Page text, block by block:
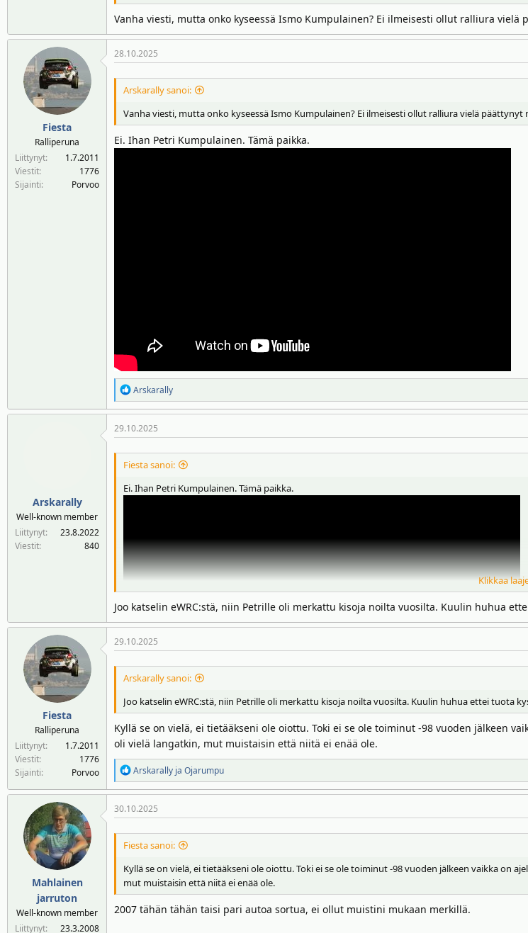
Vanha viesti, mutta onko kyseessä Ismo Kumpulainen? Ei ilmeisesti ollut ralliura
Fiesta
Ralliperuna
Liittynyt
1.7.2011
Viestit
1776
Sijainti
Porvoo
28.10.2025
Arskarally sanoi:
Vanha viesti, mutta onko kyseessä Ismo Kumpulainen? Ei ilmeisesti ollut ralliura vielä
Ei. Ihan Petri Kumpulainen. Tämä paikka.
R
e
a
k
i
o
t
:
Arskarally
Arskarally
Well-known member
Liittynyt
23.8.2022
Viestit
840
29.10.2025
Fiesta sanoi:
Ei. Ihan Petri Kumpulainen. Tämä paikka.
Klikkaa
Joo katselin eWRC:stä, niin Petrille oli merkattu kisoja noilta vuosilta. Kuulin huhua
Fiesta
Ralliperuna
Liittynyt
1.7.2011
Viestit
1776
Sijainti
Porvoo
29.10.2025
Arskarally sanoi:
Joo katselin eWRC:stä, niin Petrille oli merkattu kisoja noilta vuosilta. Kuulin huhua ettei tuota
Kyllä se on vielä, ei tietääkseni ole oiottu. Toki ei se ole toiminut -98 vuoden jälkeen
oli vielä langatkin, mut muistaisin että niitä ei enää ole.
R
e
a
k
i
o
t
Arskarally ja Ojarumpu
Mahlainen
jarruton
Well-known member
Liittynyt
23.3.2008
30.10.2025
Fiesta sanoi:
Kyllä se on vielä, ei tietääkseni ole oiottu. Toki ei se ole toiminut -98 vuoden jälkeen vaikka on
mut muistaisin että niitä ei enää ole.
2007 tähän tähän taisi pari autoa sortua, ei ollut muistini mukaan merkillä.